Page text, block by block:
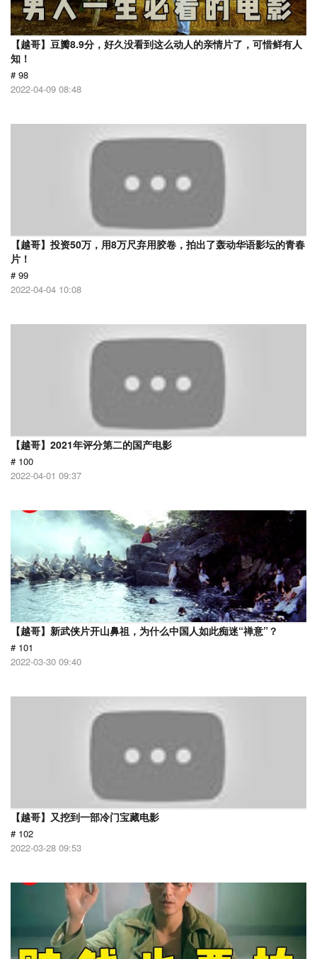
【越哥】豆瓣8.9分，好久没看到这么动人的亲情片了，可惜鲜有人
知！
# 98
2022-04-09 08:48
【越哥】投资50万，用8万尺弃用胶卷，拍出了轰动华语影坛的青春
片！
# 99
2022-04-04 10:08
【越哥】2021年评分第二的国产电影
# 100
2022-04-01 09:37
【越哥】新武侠片开山鼻祖，为什么中国人如此痴迷“禅意”？
# 101
2022-03-30 09:40
【越哥】又挖到一部冷门宝藏电影
# 102
2022-03-28 09:53